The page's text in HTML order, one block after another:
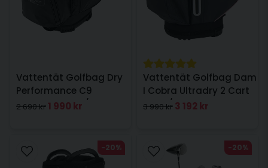
Vattentät Golfbag Dry
Performance C9
Cartbag Svart/Röd
2 690 kr 1 990 kr
Vattentät Golfbag Dam
I Cobra Ultradry 2 Cart
Svart/Rosa
3 990 kr 3 192 kr
-20% -20%